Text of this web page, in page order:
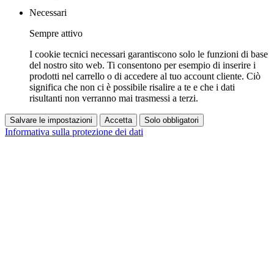
Necessari
Sempre attivo
I cookie tecnici necessari garantiscono solo le funzioni di base
del nostro sito web. Ti consentono per esempio di inserire i
prodotti nel carrello o di accedere al tuo account cliente. Ciò
significa che non ci è possibile risalire a te e che i dati
risultanti non verranno mai trasmessi a terzi.
Salvare le impostazioni Accetta Solo obbligatori
Informativa sulla protezione dei dati